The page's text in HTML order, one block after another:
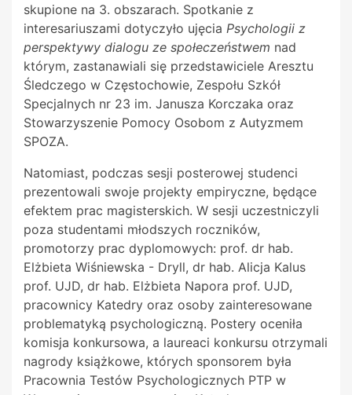
skupione na 3. obszarach. Spotkanie z
interesariuszami dotyczyło ujęcia Psychologii z
perspektywy dialogu ze społeczeństwem nad
którym, zastanawiali się przedstawiciele Aresztu
Śledczego w Częstochowie, Zespołu Szkół
Specjalnych nr 23 im. Janusza Korczaka oraz
Stowarzyszenie Pomocy Osobom z Autyzmem
SPOZA.
Natomiast, podczas sesji posterowej studenci
prezentowali swoje projekty empiryczne, będące
efektem prac magisterskich. W sesji uczestniczyli
poza studentami młodszych roczników,
promotorzy prac dyplomowych: prof. dr hab.
Elżbieta Wiśniewska - Dryll, dr hab. Alicja Kalus
prof. UJD, dr hab. Elżbieta Napora prof. UJD,
pracownicy Katedry oraz osoby zainteresowane
problematyką psychologiczną. Postery oceniła
komisja konkursowa, a laureaci konkursu otrzymali
nagrody książkowe, których sponsorem była
Pracownia Testów Psychologicznych PTP w